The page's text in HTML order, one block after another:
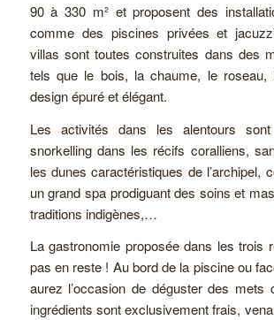
90 à 330 m² et proposent des
comme des piscines privées et
villas sont toutes construites dans des
tels que le bois, la chaume, le roseau,
design épuré et élégant.
Les activités dans les alentours
snorkelling dans les récifs coralliens,
les dunes caractéristiques de l’archipel,
un grand spa prodiguant des soins et
traditions indigènes,…
La gastronomie proposée dans les trois
pas en reste ! Au bord de la piscine ou
aurez l’occasion de déguster des mets
ingrédients sont exclusivement frais,